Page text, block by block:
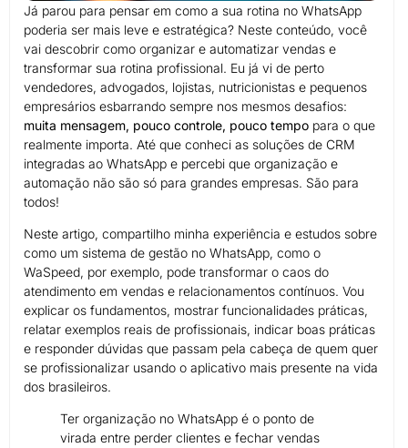
Já parou para pensar em como a sua rotina no WhatsApp
poderia ser mais leve e estratégica? Neste conteúdo, você
vai descobrir como organizar e automatizar vendas e
transformar sua rotina profissional. Eu já vi de perto
vendedores, advogados, lojistas, nutricionistas e pequenos
empresários esbarrando sempre nos mesmos desafios:
muita mensagem, pouco controle, pouco tempo para o que
realmente importa. Até que conheci as soluções de CRM
integradas ao WhatsApp e percebi que organização e
automação não são só para grandes empresas. São para
todos!
Neste artigo, compartilho minha experiência e estudos sobre
como um sistema de gestão no WhatsApp, como o
WaSpeed, por exemplo, pode transformar o caos do
atendimento em vendas e relacionamentos contínuos. Vou
explicar os fundamentos, mostrar funcionalidades práticas,
relatar exemplos reais de profissionais, indicar boas práticas
e responder dúvidas que passam pela cabeça de quem quer
se profissionalizar usando o aplicativo mais presente na vida
dos brasileiros.
Ter organização no WhatsApp é o ponto de
virada entre perder clientes e fechar vendas